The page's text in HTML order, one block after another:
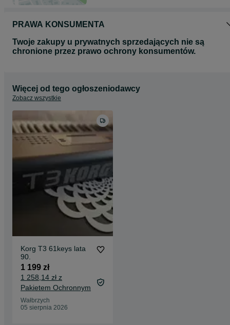
PRAWA KONSUMENTA
Twoje zakupy u prywatnych sprzedających nie są
chronione przez prawo ochrony konsumentów.
Więcej od tego ogłoszeniodawcy
Zobacz wszystkie
Korg T3 61keys lata
90.
1 199 zł
1 258,14 zł z
Pakietem Ochronnym
Wałbrzych
05 sierpnia 2026